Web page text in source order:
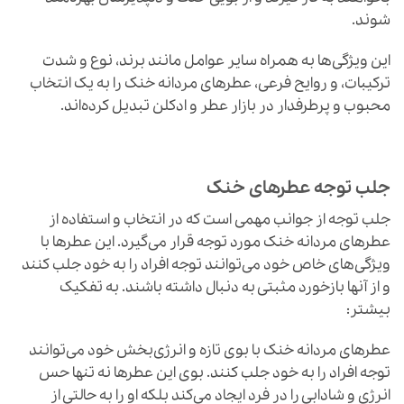
شوند.
این ویژگی‌ها به همراه سایر عوامل مانند برند، نوع و شدت
ترکیبات، و روایح فرعی، عطرهای مردانه خنک را به یک انتخاب
محبوب و پرطرفدار در بازار عطر و ادکلن تبدیل کرده‌اند.
جلب توجه عطرهای خنک
جلب توجه از جوانب مهمی است که در انتخاب و استفاده از
عطرهای مردانه خنک مورد توجه قرار می‌گیرد. این عطرها با
ویژگی‌های خاص خود می‌توانند توجه افراد را به خود جلب کنند
و از آنها بازخورد مثبتی به دنبال داشته باشند. به تفکیک
بیشتر:
عطرهای مردانه خنک با بوی تازه و انرژی‌بخش خود می‌توانند
توجه افراد را به خود جلب کنند. بوی این عطرها نه تنها حس
انرژی و شادابی را در فرد ایجاد می‌کند بلکه او را به حالتی از